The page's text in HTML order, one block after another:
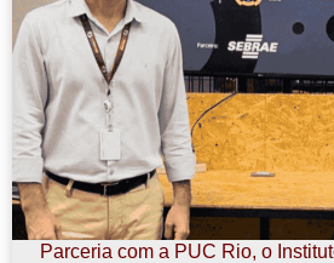
Parceria com a PUC Rio, o